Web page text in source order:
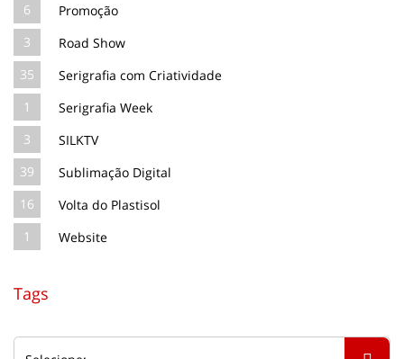
6
Promoção
3
Road Show
35
Serigrafia com Criatividade
1
Serigrafia Week
3
SILKTV
39
Sublimação Digital
16
Volta do Plastisol
1
Website
Tags